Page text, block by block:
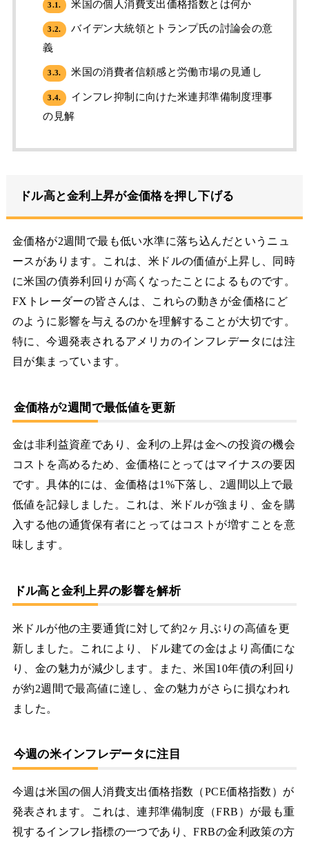
3.1. 米国の個人消費支出価格指数とは何か
3.2.
バイデン大統領とトランプ氏の討論会の意
義
3.3. 米国の消費者信頼感と労働市場の見通し
3.4.
インフレ抑制に向けた米連邦準備制度理事
の見解
ドル高と金利上昇が金価格を押し下げる
金価格が2週間で最も低い水準に落ち込んだというニュ
ースがあります。これは、米ドルの価値が上昇し、同時
に米国の債券利回りが高くなったことによるものです。
FXトレーダーの皆さんは、これらの動きが金価格にど
のように影響を与えるのかを理解することが大切です。
特に、今週発表されるアメリカのインフレデータには注
目が集まっています。
金価格が2週間で最低値を更新
金は非利益資産であり、金利の上昇は金への投資の機会
コストを高めるため、金価格にとってはマイナスの要因
です。具体的には、金価格は1%下落し、2週間以上で最
低値を記録しました。これは、米ドルが強まり、金を購
入する他の通貨保有者にとってはコストが増すことを意
味します。
ドル高と金利上昇の影響を解析
米ドルが他の主要通貨に対して約2ヶ月ぶりの高値を更
新しました。これにより、ドル建ての金はより高価にな
り、金の魅力が減少します。また、米国10年債の利回り
が約2週間で最高値に達し、金の魅力がさらに損なわれ
ました。
今週の米インフレデータに注目
今週は米国の個人消費支出価格指数（PCE価格指数）が
発表されます。これは、連邦準備制度（FRB）が最も重
視するインフレ指標の一つであり、FRBの金利政策の方